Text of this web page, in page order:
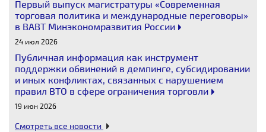
Первый выпуск магистратуры «Современная
торговая политика и международные переговоры»
в ВАВТ Минэкономразвития России
24 июл 2026
Публичная информация как инструмент
поддержки обвинений в демпинге, субсидировании
и иных конфликтах, связанных с нарушением
правил ВТО в сфере ограничения торговли
19 июн 2026
Смотреть все новости